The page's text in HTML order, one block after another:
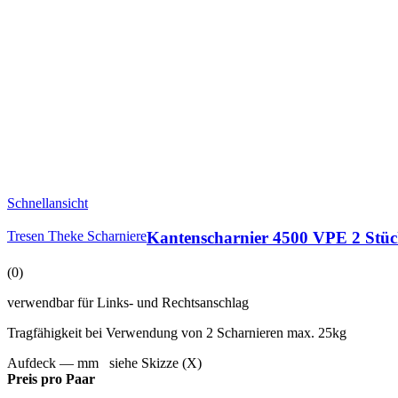
Schnellansicht
Tresen Theke ScharniereKantenscharnier 4500 VPE 2
(0)
verwendbar für Links- und Rechtsanschlag
Tragfähigkeit bei Verwendung von 2 Scharnieren max. 25kg
Aufdeck — mm siehe Skizze (X)
Preis pro Paar